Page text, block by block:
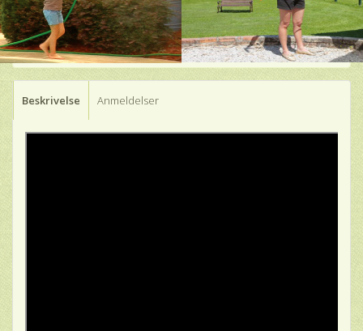
Beskrivelse Anmeldelser